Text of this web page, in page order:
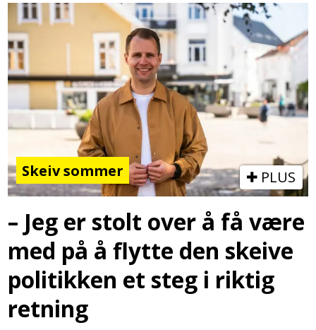
Skeiv sommer PLUS
– Jeg er stolt over å få være
med på å flytte den skeive
politikken et steg i riktig
retning